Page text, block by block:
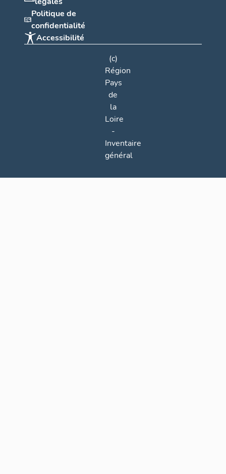
Politique de
confidentialité
Accessibilité
(c)
Région
Pays
de
la
Loire
-
Inventaire
général